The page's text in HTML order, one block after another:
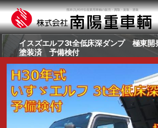
熊本(九州)中古産業用車輌の販売・買取・架装・塗装
イスズエルフ3t全低床深ダンプ 極東
塗装済 予備検付